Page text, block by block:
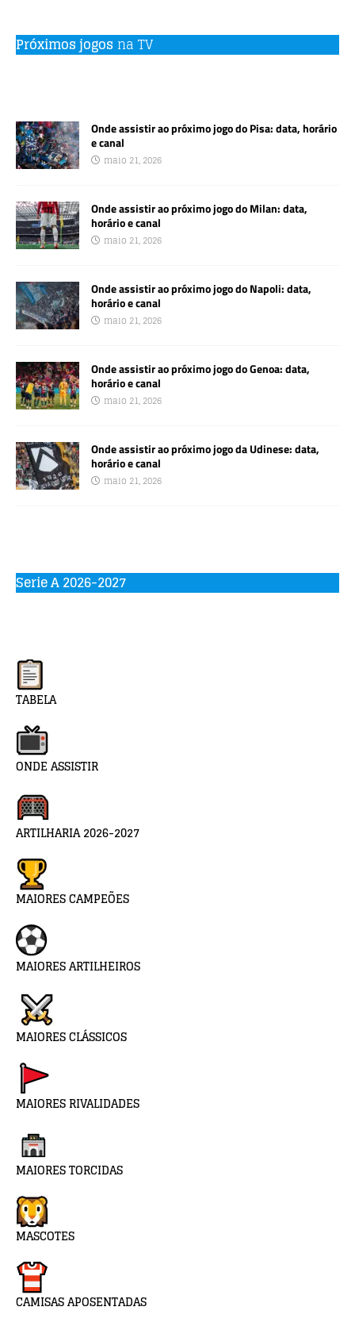
Próximos jogos na TV
Onde assistir ao próximo jogo do Pisa: data, horário
e canal
maio 21, 2026
Onde assistir ao próximo jogo do Milan: data,
horário e canal
maio 21, 2026
Onde assistir ao próximo jogo do Napoli: data,
horário e canal
maio 21, 2026
Onde assistir ao próximo jogo do Genoa: data,
horário e canal
maio 21, 2026
Onde assistir ao próximo jogo da Udinese: data,
horário e canal
maio 21, 2026
Serie A 2026-2027
TABELA
ONDE ASSISTIR
ARTILHARIA 2026-2027
MAIORES CAMPEÕES
MAIORES ARTILHEIROS
MAIORES CLÁSSICOS
MAIORES RIVALIDADES
MAIORES TORCIDAS
MASCOTES
CAMISAS APOSENTADAS